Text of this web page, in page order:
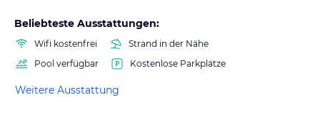
Beliebteste Ausstattungen:
Wifi kostenfrei
Strand in der Nähe
Pool verfügbar
Kostenlose Parkplätze
Weitere Ausstattung